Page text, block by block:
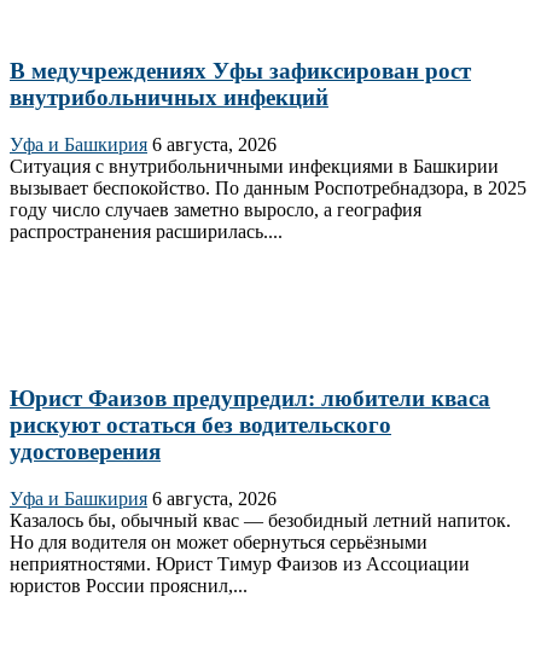
В медучреждениях Уфы зафиксирован рост
внутрибольничных инфекций
Уфа и Башкирия 6 августа, 2026
Ситуация с внутрибольничными инфекциями в Башкирии
вызывает беспокойство. По данным Роспотребнадзора, в 2025
году число случаев заметно выросло, а география
распространения расширилась....
Юрист Фаизов предупредил: любители кваса
рискуют остаться без водительского
удостоверения
Уфа и Башкирия 6 августа, 2026
Казалось бы, обычный квас — безобидный летний напиток.
Но для водителя он может обернуться серьёзными
неприятностями. Юрист Тимур Фаизов из Ассоциации
юристов России прояснил,...